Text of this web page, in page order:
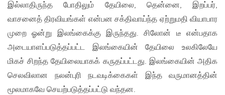
இல்லாதிருந்த போதிலும் தேயிலை, தென்னை, இறப்பர்,
வாசனைத் திரவியங்கள் என்பன சக்திவாய்ந்த ஏற்றுமதி வியாபார
முறை ஓன்று இலங்கைக்கு இருந்தது. சிலோன் டீ என்பதாக
அடையாளப்படுத்தப்பட்ட இலங்கையின் தேயிலை உலகிலேயே
மிகச் சிறந்த தேயிலையாகக் கருதப்பட்டது. இலங்கையின் அதிக
செலவிலான நலன்புரி நடவடிக்கைகள் இந்த வருமானத்தின்
மூலமாகவே செயற்படுத்தப்பட்டு வந்தன.